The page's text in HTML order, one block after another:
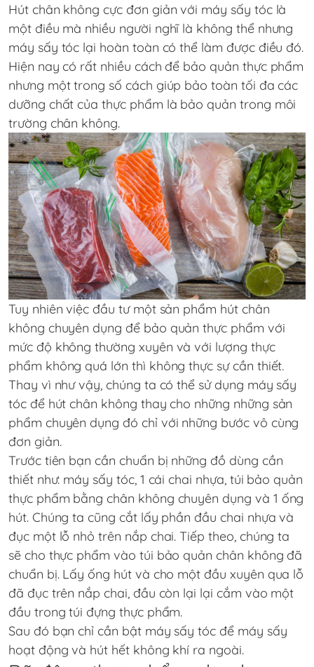
Hút chân không cực đơn giản với máy sấy tóc là
một điều mà nhiều người nghĩ là không thể nhưng
máy sấy tóc lại hoàn toàn có thể làm được điều đó.
Hiện nay có rất nhiều cách để bảo quản thực phẩm
nhưng một trong số cách giúp bảo toàn tối đa các
dưỡng chất của thực phẩm là bảo quản trong môi
trường chân không.
Tuy nhiên việc đầu tư một sản phẩm hút chân
không chuyên dụng để bảo quản thực phẩm với
mức độ không thường xuyên và với lượng thực
phẩm không quá lớn thì không thực sự cần thiết.
Thay vì như vậy, chúng ta có thể sử dụng máy sấy
tóc để hút chân không thay cho những những sản
phẩm chuyên dụng đó chỉ với những bước vô cùng
đơn giản.
Trước tiên bạn cần chuẩn bị những đồ dùng cần
thiết như: máy sấy tóc, 1 cái chai nhựa, túi bảo quản
thực phẩm bằng chân không chuyên dụng và 1 ống
hút. Chúng ta cũng cắt lấy phần đầu chai nhựa và
đục một lỗ nhỏ trên nắp chai. Tiếp theo, chúng ta
sẽ cho thực phẩm vào túi bảo quản chân không đã
chuẩn bị. Lấy ống hút và cho một đầu xuyên qua lỗ
đã đục trên nắp chai, đầu còn lại lại cắm vào một
đầu trong túi đựng thực phẩm.
Sau đó bạn chỉ cần bật máy sấy tóc để máy sấy
hoạt động và hút hết không khí ra ngoài.